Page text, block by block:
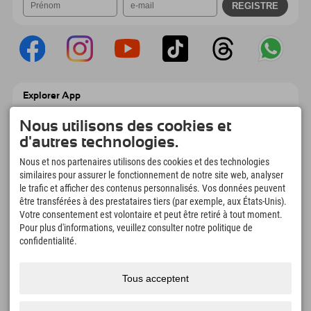
Explorer App
Explorer à emporter avec aperçu de vos
réservations, liste de choses à faire, aperçu
des restaurants et bien plus encore.
Téléchargez-le maintenant !
L'heure des moments d'exploration
166
Lacs de montagne et
piscines d'aventure
4.634 km
Pistes de ski et de
Sentiers de randonnée et
Nous utilisons des cookies et
d'autres technologies.
Nous et nos partenaires utilisons des cookies et des technologies
similaires pour assurer le fonctionnement de notre site web, analyser
le trafic et afficher des contenus personnalisés. Vos données peuvent
être transférées à des prestataires tiers (par exemple, aux États-Unis).
Votre consentement est volontaire et peut être retiré à tout moment.
Pour plus d'informations, veuillez consulter notre politique de
confidentialité.
Tous acceptent